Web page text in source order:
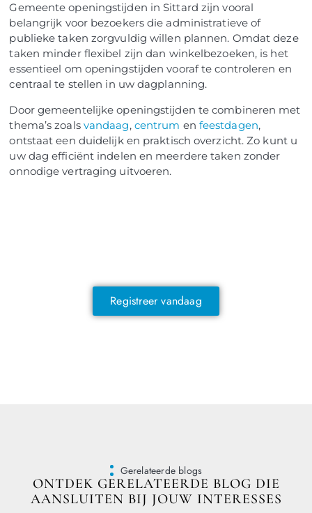
Gemeente openingstijden in Sittard zijn vooral
belangrijk voor bezoekers die administratieve of
publieke taken zorgvuldig willen plannen. Omdat deze
taken minder flexibel zijn dan winkelbezoeken, is het
essentieel om openingstijden vooraf te controleren en
centraal te stellen in uw dagplanning.
Door gemeentelijke openingstijden te combineren met
thema’s zoals vandaag, centrum en feestdagen,
ontstaat een duidelijk en praktisch overzicht. Zo kunt u
uw dag efficiënt indelen en meerdere taken zonder
onnodige vertraging uitvoeren.
Registreer vandaag
Gerelateerde blogs
ONTDEK GERELATEERDE BLOG DIE
AANSLUITEN BIJ JOUW INTERESSES